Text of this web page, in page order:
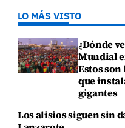
LO MÁS VISTO
¿Dónde
Mundial
Estos
que
gigantes
Los alisios siguen sin